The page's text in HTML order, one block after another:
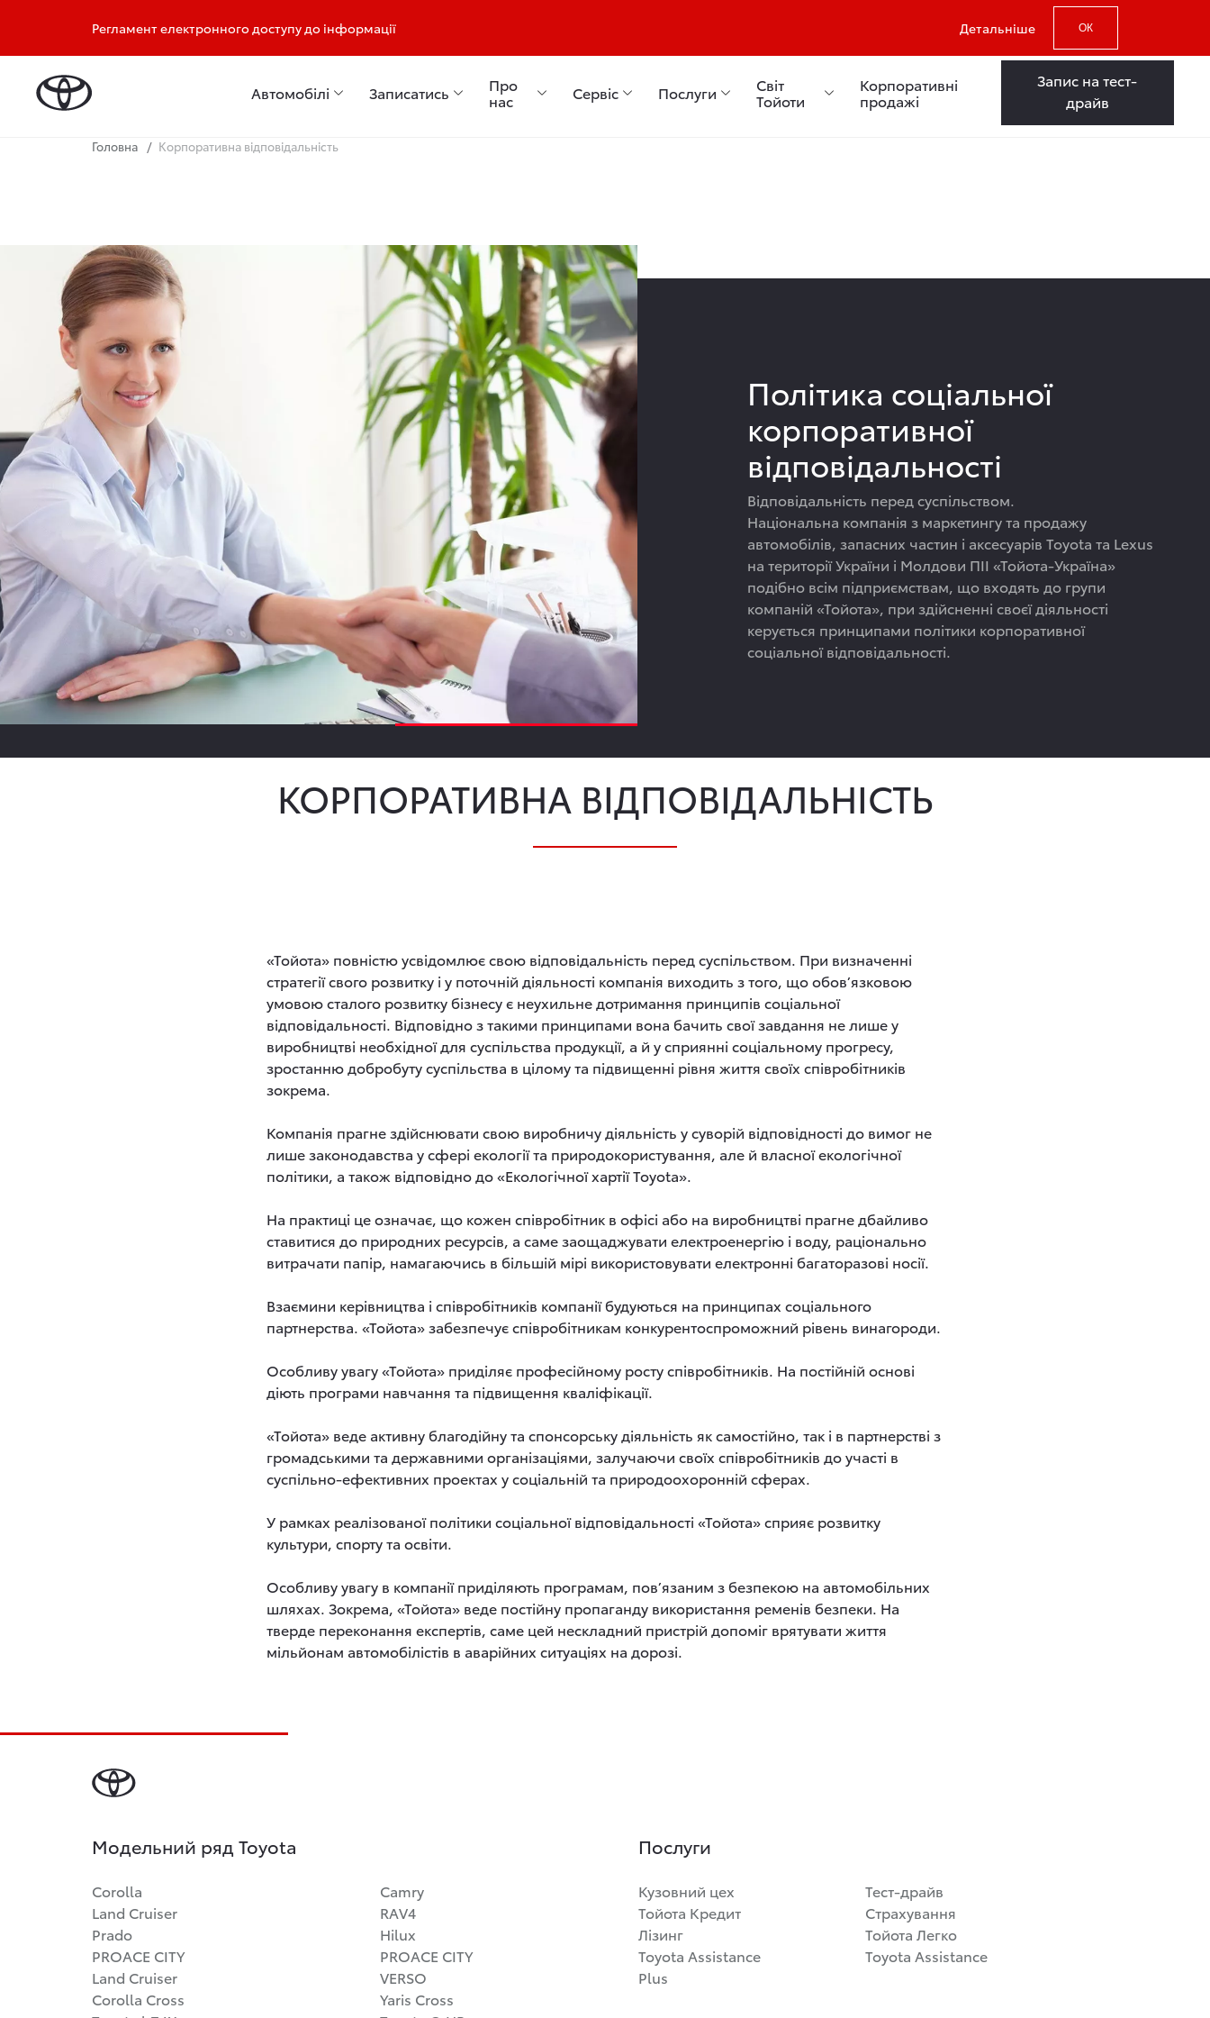
Регламент електронного доступу до інформації Детальніше ОК
Салон: +38 (067) 778 81 11 Сервіс: +38 (067) 378 58 00
Автомобілі Записатись Про
нас Сервіс Послуги Світ
Тойоти
Корпоративні
продажі
Запис на тест-
драйв
Головна Корпоративна відповідальність
Політика соціальної
корпоративної
відповідальності
Відповідальність перед суспільством.
Національна компанія з маркетингу та продажу
автомобілів, запасних частин і аксесуарів Toyota та Lexus
на території України і Молдови ПІІ «Тойота-Україна»
подібно всім підприємствам, що входять до групи
компаній «Тойота», при здійсненні своєї діяльності
керується принципами політики корпоративної
соціальної відповідальності.
КОРПОРАТИВНА ВІДПОВІДАЛЬНІСТЬ
«Тойота» повністю усвідомлює свою відповідальність перед суспільством. При визначенні
стратегії свого розвитку і у поточній діяльності компанія виходить з того, що обов’язковою
умовою сталого розвитку бізнесу є неухильне дотримання принципів соціальної
відповідальності. Відповідно з такими принципами вона бачить свої завдання не лише у
виробництві необхідної для суспільства продукції, а й у сприянні соціальному прогресу,
зростанню добробуту суспільства в цілому та підвищенні рівня життя своїх співробітників
зокрема.
Компанія прагне здійснювати свою виробничу діяльність у суворій відповідності до вимог не
лише законодавства у сфері екології та природокористування, але й власної екологічної
політики, а також відповідно до «Екологічної хартії Toyota».
На практиці це означає, що кожен співробітник в офісі або на виробництві прагне дбайливо
ставитися до природних ресурсів, а саме заощаджувати електроенергію і воду, раціонально
витрачати папір, намагаючись в більшій мірі використовувати електронні багаторазові носії.
Взаємини керівництва і співробітників компанії будуються на принципах соціального
партнерства. «Тойота» забезпечує співробітникам конкурентоспроможний рівень винагороди.
Особливу увагу «Тойота» приділяє професійному росту співробітників. На постійній основі
діють програми навчання та підвищення кваліфікації.
«Тойота» веде активну благодійну та спонсорську діяльність як самостійно, так і в партнерстві з
громадськими та державними організаціями, залучаючи своїх співробітників до участі в
суспільно-ефективних проектах у соціальній та природоохоронній сферах.
У рамках реалізованої політики соціальної відповідальності «Тойота» сприяє розвитку
культури, спорту та освіти.
Особливу увагу в компанії приділяють програмам, пов’язаним з безпекою на автомобільних
шляхах. Зокрема, «Тойота» веде постійну пропаганду використання ременів безпеки. На
тверде переконання експертів, саме цей нескладний пристрій допоміг врятувати життя
мільйонам автомобілістів в аварійних ситуаціях на дорозі.
Модельний ряд Toyota
Corolla
Land Cruiser
Prado
PROACE CITY
Land Cruiser
Corolla Cross
Camry
RAV4
Hilux
PROACE CITY
VERSO
Yaris Cross
Послуги
Кузовний цех
Тойота Кредит
Лізинг
Toyota Assistance
Plus
Тест-драйв
Страхування
Тойота Легко
Toyota Assistance